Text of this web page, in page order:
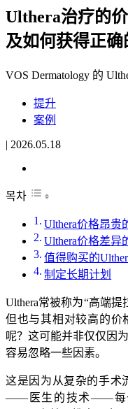
Ulthera治疗的
及如何获得正确
VOS Dermatology 的
提升
案例
| 2026.05.18
목차
Ulthera价格昂贵
Ulthera价格差异
值得购买的
制定长期计划
Ulthera常被称为“高端提
但也与其相对较高的价
呢？这可能并非仅仅因
容易忽略一些因素。
这是因为从复杂的手术
——医生的技术——每一